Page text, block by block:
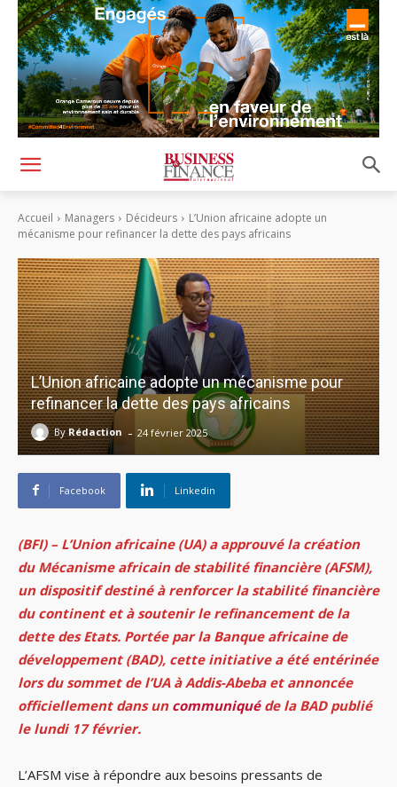
Accueil Managers Décideurs
L’Union africaine adopte un
mécanisme pour refinancer la dette des pays africains
L’Union africaine adopte un mécanisme pour
refinancer la dette des pays africains
By Rédaction - 24 février 2025
Facebook Linkedin
(BFI) – L’Union africaine (UA) a approuvé la création
du Mécanisme africain de stabilité financière (AFSM),
un dispositif destiné à renforcer la stabilité financière
du continent et à soutenir le refinancement de la
dette des Etats. Portée par la Banque africaine de
développement (BAD), cette initiative a été entérinée
lors du sommet de l’UA à Addis-Abeba et annoncée
officiellement dans un communiquéde la BAD publié
le lundi 17 février.
L’AFSM vise à répondre aux besoins pressants de